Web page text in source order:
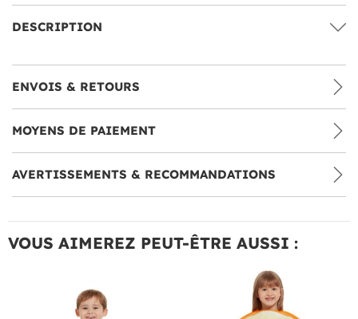
DESCRIPTION
ENVOIS & RETOURS
MOYENS DE PAIEMENT
AVERTISSEMENTS & RECOMMANDATIONS
VOUS AIMEREZ PEUT-ÊTRE AUSSI :